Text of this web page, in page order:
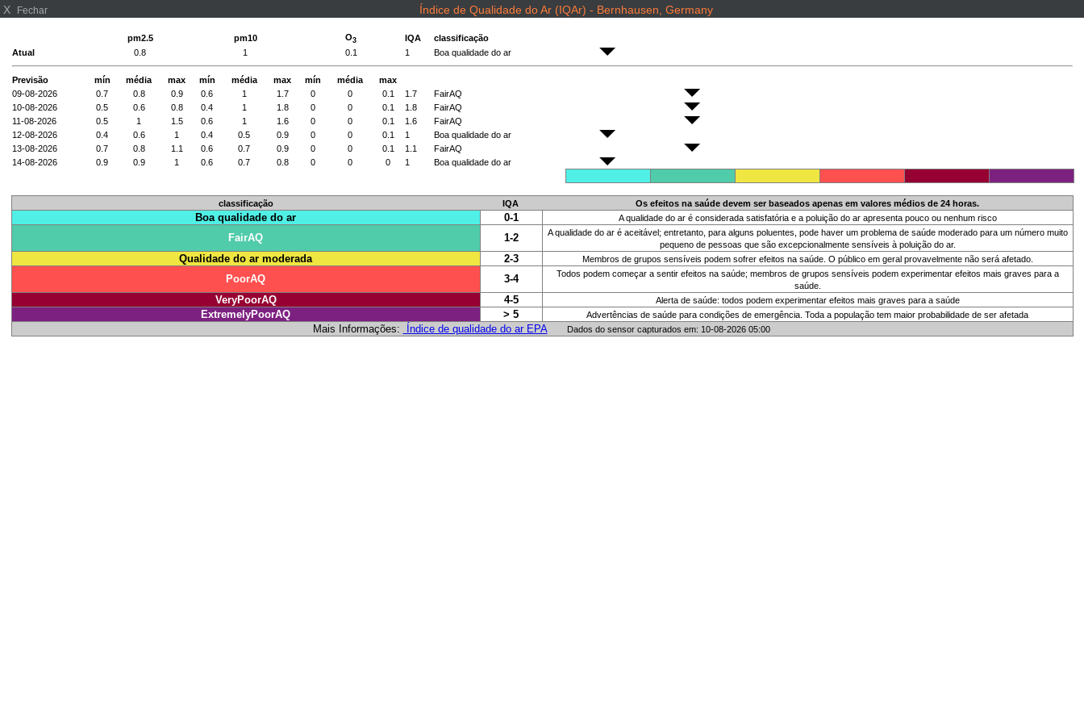
X Fechar Índice de Qualidade do Ar (IQAr) - Bernhausen, Germany
pm2.5 pm10 O3 IQA
classificação
Atual
0.8 1 0.1 1 Boa qualidade do ar
Previsão mín média max mín média max mín média
max
09-08-2026
0.7 0.8 0.9 0.6 1 1.7 0 0 0.1 1.7
FairAQ
10-08-2026
0.5 0.6 0.8 0.4 1 1.8 0 0 0.1 1.8
FairAQ
11-08-2026
0.5 1 1.5 0.6 1 1.6 0 0 0.1 1.6
FairAQ
12-08-2026
0.4 0.6 1 0.4 0.5 0.9 0 0 0.1 1
Boa qualidade do ar
13-08-2026
0.7 0.8 1.1 0.6 0.7 0.9 0 0 0.1 1.1
FairAQ
14-08-2026
0.9 0.9 1 0.6 0.7 0.8 0 0 0 1 Boa qualidade do ar
classificação IQA Os efeitos na saúde devem ser baseados apenas em valores médios de 24 horas.
Boa qualidade do ar 0-1 A qualidade do ar é considerada satisfatória e a poluição do ar apresenta pouco ou nenhum risco
FairAQ 1-2
A qualidade do ar é aceitável; entretanto, para alguns poluentes, pode haver um problema de saúde moderado para um número muito
pequeno de pessoas que são excepcionalmente sensíveis à poluição do ar.
Qualidade do ar moderada 2-3 Membros de grupos sensíveis podem sofrer efeitos na saúde. O público em geral provavelmente não será afetado.
PoorAQ 3-4
Todos podem começar a sentir efeitos na saúde; membros de grupos sensíveis podem experimentar efeitos mais graves para a
saúde.
VeryPoorAQ 4-5 Alerta de saúde: todos podem experimentar efeitos mais graves para a saúde
ExtremelyPoorAQ > 5 Advertências de saúde para condições de emergência. Toda a população tem maior probabilidade de ser afetada
Mais Informações: Índice de qualidade do ar EPA Dados do sensor capturados em: 10-08-2026 05:00